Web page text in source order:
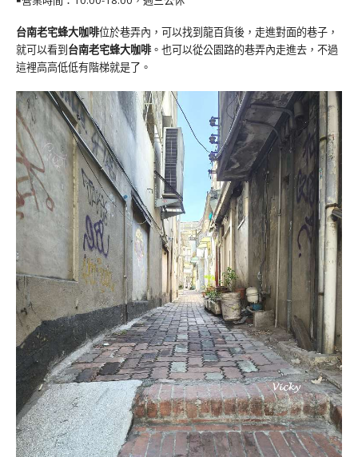
台南老宅蜂大咖啡位於巷弄內，可以找到龍百貨後，走進對面的巷子，
就可以看到台南老宅蜂大咖啡。也可以從公園路的巷弄內走進去，不過
這裡高高低低有階梯就是了。